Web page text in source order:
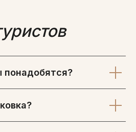
понадобятся?